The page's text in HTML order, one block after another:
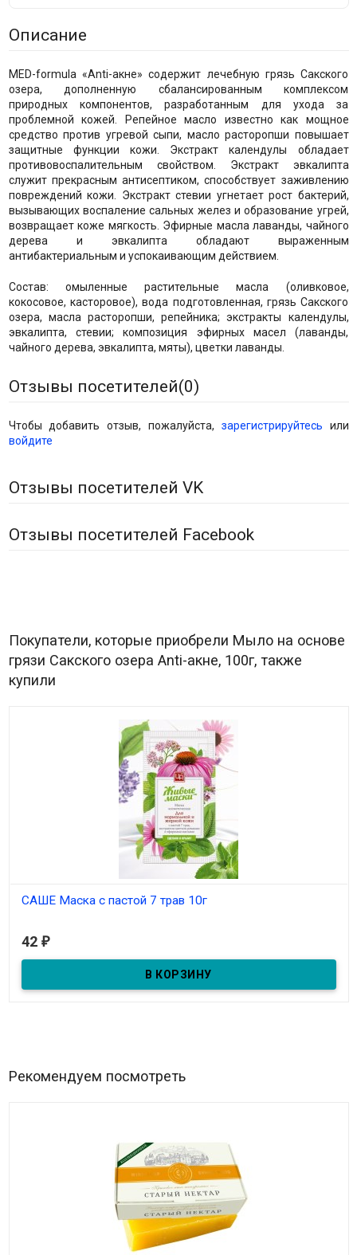
Описание
MED-formula «Anti-акне» содержит лечебную грязь Сакского
озера, дополненную сбалансированным комплексом
природных компонентов, разработанным для ухода за
проблемной кожей. Репейное масло известно как мощное
средство против угревой сыпи, масло расторопши повышает
защитные функции кожи. Экстракт календулы обладает
противовоспалительным свойством. Экстракт эвкалипта
служит прекрасным антисептиком, способствует заживлению
повреждений кожи. Экстракт стевии угнетает рост бактерий,
вызывающих воспаление сальных желез и образование угрей,
возвращает коже мягкость. Эфирные масла лаванды, чайного
дерева и эвкалипта обладают выраженным
антибактериальным и успокаивающим действием.
Состав: омыленные растительные масла (оливковое,
кокосовое, касторовое), вода подготовленная, грязь Сакского
озера, масла расторопши, репейника; экстракты календулы,
эвкалипта, стевии; композиция эфирных масел (лаванды,
чайного дерева, эвкалипта, мяты), цветки лаванды.
Отзывы посетителей(0)
Чтобы добавить отзыв, пожалуйста, зарегистрируйтесь или
войдите
Отзывы посетителей VK
Отзывы посетителей Facebook
Покупатели, которые приобрели Мыло на основе
грязи Сакского озера Anti-акне, 100г, также
купили
САШЕ Маска с пастой 7 трав 10г
кожи 10г
42 ₽
Рекомендуем посмотреть